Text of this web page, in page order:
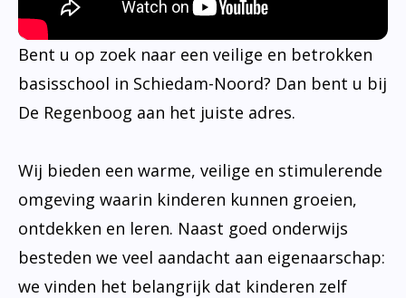
Bent u op zoek naar een veilige en betrokken
basisschool in Schiedam-Noord? Dan bent u bij
De Regenboog aan het juiste adres.
Wij bieden een warme, veilige en stimulerende
omgeving waarin kinderen kunnen groeien,
ontdekken en leren. Naast goed onderwijs
besteden we veel aandacht aan eigenaarschap:
we vinden het belangrijk dat kinderen zelf